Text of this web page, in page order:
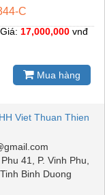
C
Giá: 17,000,000 vnđ
Mua hàng
Viet Thuan Thien
41, P. Vinh Phu,
Binh Duong